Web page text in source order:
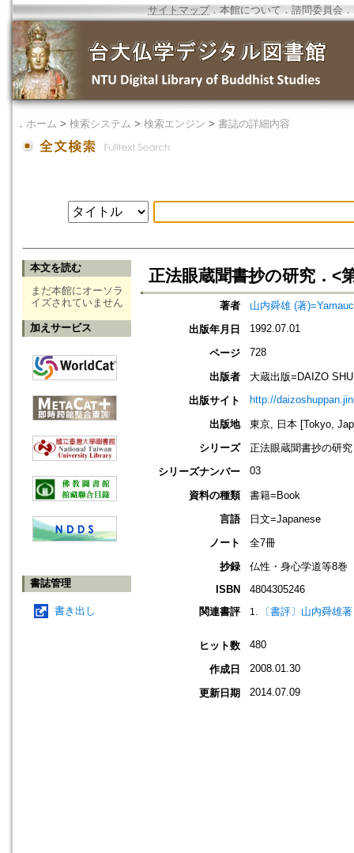
サイトマップ．本館について ． 諮問委員会 ．
． ホーム > 検索システム > 検索エンジン > 書誌の詳細内容
本文を読む
まだ本館にオーソラ
イズされていません
加えサービス
書誌管理
書き出し
正法眼蔵聞書抄の研究．<
著者
山内舜雄 (著
出版年月日
1992.07.01
ページ 728
出版者
大蔵出版=DAIZO
出版サイト
http://
出版地
東京, 日本 [Tokyo,
シリーズ
正法眼蔵聞書抄の研究
シリーズナンバー
03
資料の種類
書籍=Book
言語
日文=Japanese
ノート
全7冊
抄録
仏性・身心学道等8巻
ISBN
4804305246
関連書評
〔書評〕山内舜雄
ヒット数 480
作成日 2008.01.30
更新日期 2014.07.09